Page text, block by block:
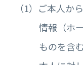
（1）ご本人か
情報（ホ
ものを含